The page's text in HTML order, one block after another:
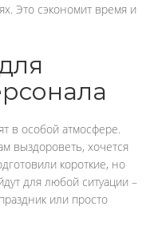
Это сэкономит время и
в особой атмосфере.
выздороветь, хочется
короткие, но
для любой ситуации –
или просто